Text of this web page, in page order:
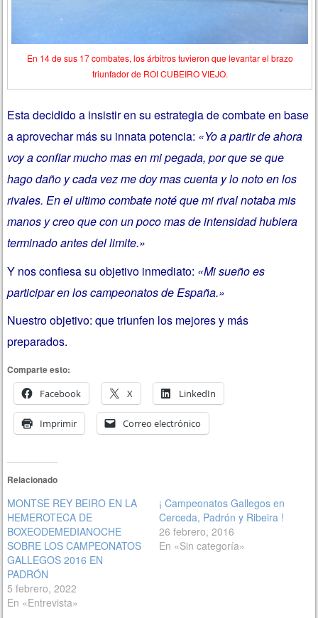
En 14 de sus 17 combates, los árbitros tuvieron que levantar el brazo
triunfador de ROI CUBEIRO VIEJO.
Esta decidido a insistir en su estrategia de combate en base
a aprovechar más su innata potencia: «Yo a partir de ahora
voy a confiar mucho mas en mi pegada, por que se que
hago daño y cada vez me doy mas cuenta y lo noto en los
rivales. En el ultimo combate noté que mi rival notaba mis
manos y creo que con un poco mas de intensidad hubiera
terminado antes del limite.»
Y nos confiesa su objetivo inmediato: «Mi sueño es
participar en los campeonatos de España.»
Nuestro objetivo: que triunfen los mejores y más
preparados.
Comparte esto:
Facebook
X LinkedIn
Imprimir Correo electrónico
Relacionado
MONTSE REY BEIRO EN LA
HEMEROTECA DE
BOXEODEMEDIANOCHE
SOBRE LOS CAMPEONATOS
GALLEGOS 2016 EN
PADRÓN
5 febrero, 2022
En «Entrevista»
¡ Campeonatos Gallegos en
Cerceda, Padrón y Ribeira !
26 febrero, 2016
En «Sin categoría»